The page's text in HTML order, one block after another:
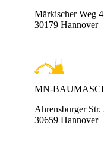
Märkischer Weg
30179 Hannover
MN-
Ahrensburger Str.
30659 Hannover